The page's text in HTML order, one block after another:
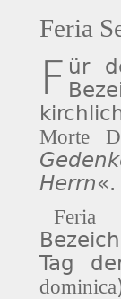
Feria
F ür
Morte
Herrn«.
Feria
Tag
dominica